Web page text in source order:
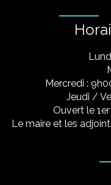
Mercredi :
Jeudi /
Ouvert le
Le maire et les